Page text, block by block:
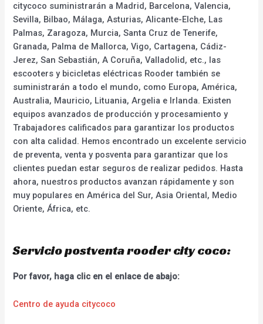
citycoco suministrarán a Madrid, Barcelona, Valencia,
Sevilla, Bilbao, Málaga, Asturias, Alicante-Elche, Las
Palmas, Zaragoza, Murcia, Santa Cruz de Tenerife,
Granada, Palma de Mallorca, Vigo, Cartagena, Cádiz-
Jerez, San Sebastián, A Coruña, Valladolid, etc., las
escooters y bicicletas eléctricas Rooder también se
suministrarán a todo el mundo, como Europa, América,
Australia, Mauricio, Lituania, Argelia e Irlanda. Existen
equipos avanzados de producción y procesamiento y
Trabajadores calificados para garantizar los productos
con alta calidad. Hemos encontrado un excelente servicio
de preventa, venta y posventa para garantizar que los
clientes puedan estar seguros de realizar pedidos. Hasta
ahora, nuestros productos avanzan rápidamente y son
muy populares en América del Sur, Asia Oriental, Medio
Oriente, África, etc.
Servicio postventa rooder city coco:
Por favor, haga clic en el enlace de abajo:
Centro de ayuda citycoco